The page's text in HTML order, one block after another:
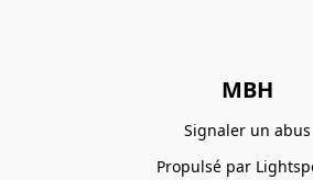
MBH
Signaler un abus
Propulsé par